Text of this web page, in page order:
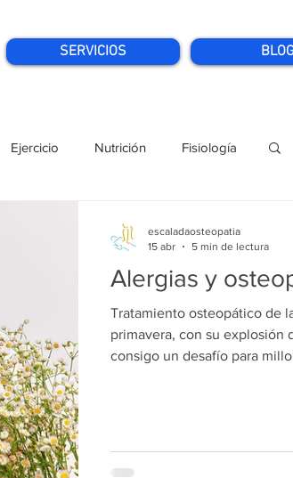
SERVICIOS
Ejercicio Nutrición Fisiología
Alergias y
Tratamiento osteopático de
primavera, con su explosión
consigo un desafío para
escaladaosteopatia
15 abr
5 min de lectura